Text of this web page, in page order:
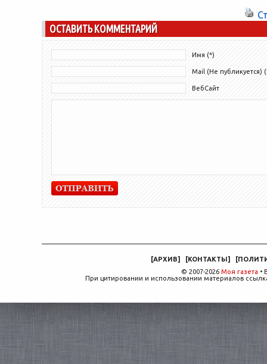
ОСТАВИТЬ КОММЕНТАРИЙ
Имя (*)
Mail (Не публикуется)
ВебСайт
[АРХИВ] [КОНТАКТЫ] [
© 2007-2026 Моя газета •
При цитировании и использовании материалов